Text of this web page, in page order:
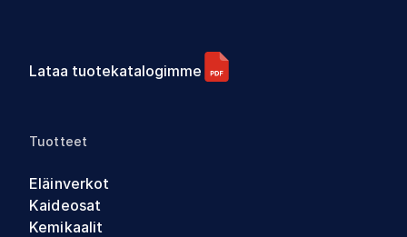
Lataa tuotekatalogimme
Tuotteet
Eläinverkot
Kaideosat
Kemikaalit